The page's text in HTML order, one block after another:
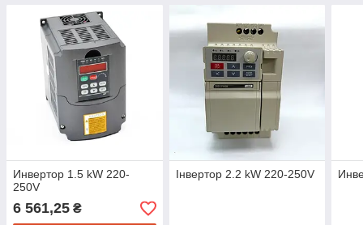
Инвертор 1.5 kW 220-
250V
6 561,25 ₴
Інвертор 2.2 kW 220-250V